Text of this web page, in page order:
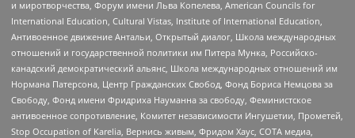
и миротворчества, Форум имени Льва Копелева, American Councils for
International Education, Cultural Vistas, Institute of International Education,
Антивоенное движение Антальи, Открытый диалог, Школа международных
отношений и государственной политики им Питера Мунка, Российско-
канадский демократический альянс, Школа международных отношений им
Нормана Патерсона, Центр Гражданских Свобод, Фонд Бориса Немцова за
Свободу, Фонд имени Фридриха Науманна за свободу, Феминистское
антивоенное сопротивление, Комитет независимости Ингушетии, Прометей,
Stop Occupation of Karelia, Вернись живым, Фридом Хаус, СОТА медиа,